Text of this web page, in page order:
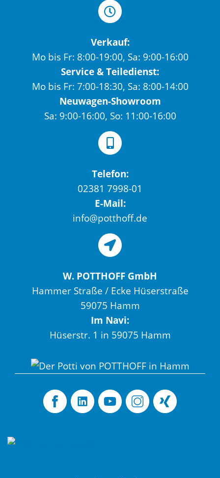
Verkauf:
Mo bis Fr: 8:00-19:00, Sa: 9:00-16:00
Service & Teiledienst:
Mo bis Fr: 7:00-18:30, Sa: 8:00-14:00
Neuwagen-Showroom
Sa: 9:00-16:00, So: 11:00-16:00
Telefon:
02381 7998-01
E-Mail:
info@potthoff.de
W. POTTHOFF GmbH
Hammer Straße / Ecke Hüserstraße
59075 Hamm
Im Navi:
Hüserstr. 1 in 59075 Hamm